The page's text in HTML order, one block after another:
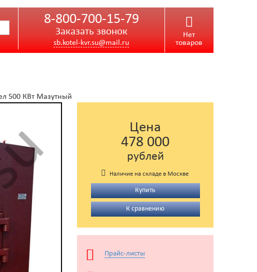
8-800-700-15-79
Заказать звонок
sb.kotel-kvr.su@mail.ru
Нет
товаров
500 КВт Мазутный
Цена
478 000
рублей
Наличие на складе в Москве
Купить
К сравнению
Прайс-листы